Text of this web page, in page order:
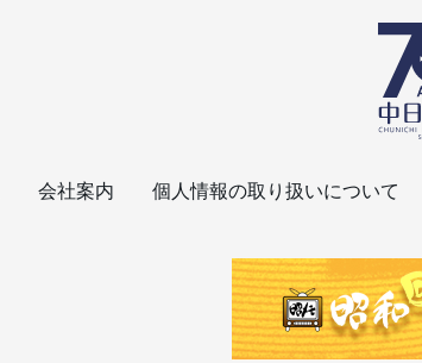
会社案内 個人情報の取り扱いについて